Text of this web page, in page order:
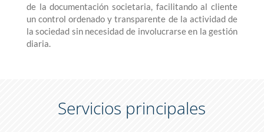
de la documentación societaria, facilitando al cliente
un control ordenado y transparente de la actividad de
la sociedad sin necesidad de involucrarse en la gestión
diaria.
Servicios principales